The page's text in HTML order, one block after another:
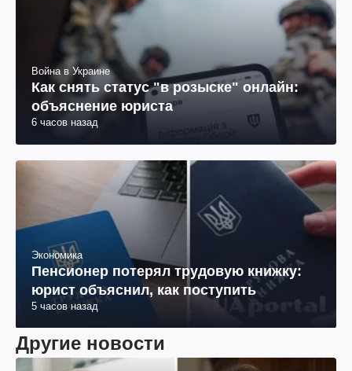
Война в Украине
Как снять статус "в розыске" онлайн:
объяснение юриста
6 часов назад
Экономика
Пенсионер потерял трудовую книжку:
юрист объяснил, как поступить
5 часов назад
Другие новости